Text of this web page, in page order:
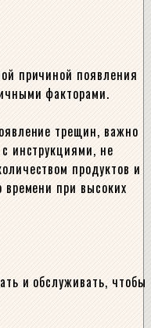
причиной появления
факторами.
трещин, важно
инструкциями, не
продуктов и
времени при высоких
и обслуживать, чтобы